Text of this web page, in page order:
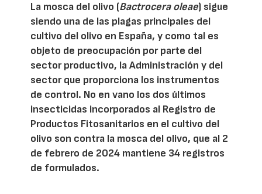
La mosca del olivo (Bactrocera oleae) sigue
siendo una de las plagas principales del
cultivo del olivo en España, y como tal es
objeto de preocupación por parte del
sector productivo, la Administración y del
sector que proporciona los instrumentos
de control. No en vano los dos últimos
insecticidas incorporados al Registro de
Productos Fitosanitarios en el cultivo del
olivo son contra la mosca del olivo, que al 2
de febrero de 2024 mantiene 34 registros
de formulados.